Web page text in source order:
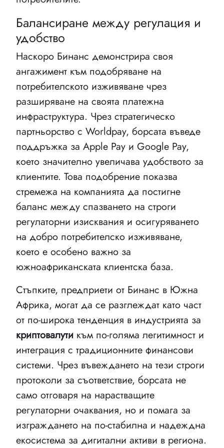
Балансиране между регулация и
удобство
Наскоро Бинанс демонстрира своя
ангажимент към подобряване на
потребителското изживяване чрез
разширяване на своята платежна
инфраструктура. Чрез стратегическо
партньорство с Worldpay, борсата въведе
поддръжка за Apple Pay и Google Pay,
което значително увеличава удобството за
клиентите. Това подобрение показва
стремежа на компанията да постигне
баланс между спазването на строги
регулаторни изисквания и осигуряването
на добро потребителско изживяване,
което е особено важно за
южноафриканската клиентска база.
Стъпките, предприети от Бинанс в Южна
Африка, могат да се разглеждат като част
от по-широка тенденция в индустрията за
криптовалути към по-голяма легитимност и
интеграция с традиционните финансови
системи. Чрез въвеждането на тези строги
протоколи за съответствие, борсата не
само отговаря на нарастващите
регулаторни очаквания, но и помага за
изграждането на по-стабилна и надеждна
екосистема за дигитални активи в региона.